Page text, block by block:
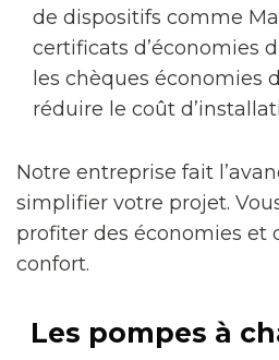
de dispositifs comme
certificats d’économies
les chèques économies
réduire le coût
Notre entreprise fait
simplifier votre projet. Vous
profiter des économies et
confort.
Les pompes à